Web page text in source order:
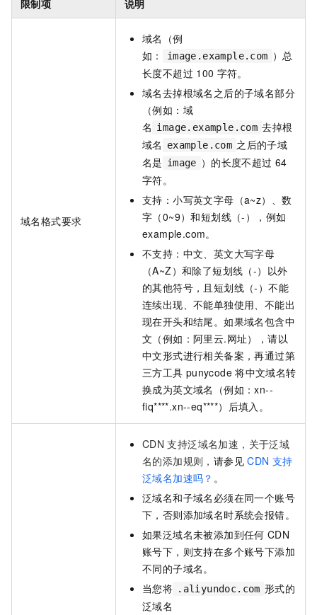
限制项 说明
域名格式要求
域名（例
如：
image.example.com ）总
长度不超过 100 字符。
域名去掉根域名之后的子域名部分
（例如：域
名 image.example.com 去掉根
域名
example.com 之后的子域
名是 image ）的长度不超过 64
字符。
支持：小写英文字母（a~z）、数
字（0~9）和短划线（-），例如
example.com。
不支持：中文、英文大写字母
（A~Z）和除了短划线（-）以外
的其他符号，且短划线（-）不能
连续出现、不能单独使用、不能出
现在开头和结尾。如果域名包含中
文（例如：阿里云.网址），请以
中文形式进行相关备案，再通过第
三方工具 punycode 将中文域名转
换成为英文域名（例如：xn--
fiq****.xn--eq****）后填入。
CDN 支持泛域名加速，关于泛域
名的添加规则， 请参见 CDN 支持
泛域名加速吗？ 。
泛域名和子域名必须在同一个账号
下，否则添加域名时系统会报错。
如果泛域名未被添加到任何 CDN
账号下，则支持在多个账号下添加
不同的子域名。
当您将 .aliyundoc.com 形式的
泛域名